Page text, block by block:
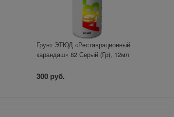
Грунт ЭТЮД «Реставрационный
карандаш» 82 Серый (Гр), 12мл
300 руб.